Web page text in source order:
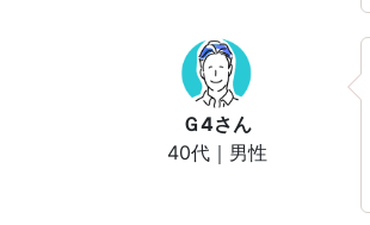
Ｇ4さん
40代｜男性